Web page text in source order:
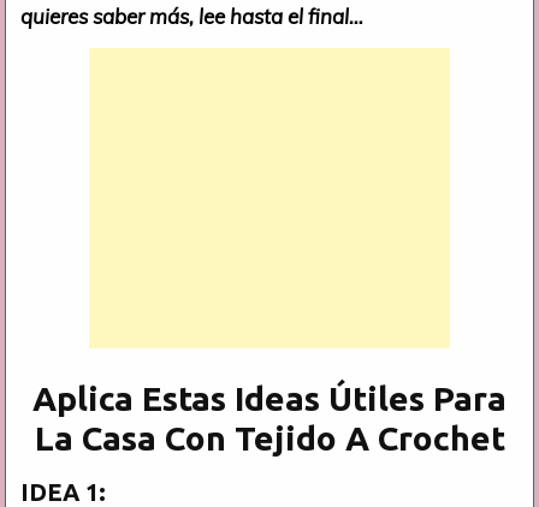
quieres saber más, lee hasta el final…
Aplica Estas Ideas Útiles Para
La Casa Con Tejido A Crochet
IDEA 1: